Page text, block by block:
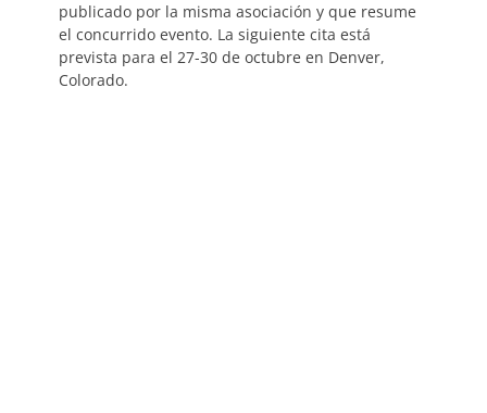
publicado por la misma asociación y que resume
el concurrido evento. La siguiente cita está
prevista para el 27-30 de octubre en Denver,
Colorado.